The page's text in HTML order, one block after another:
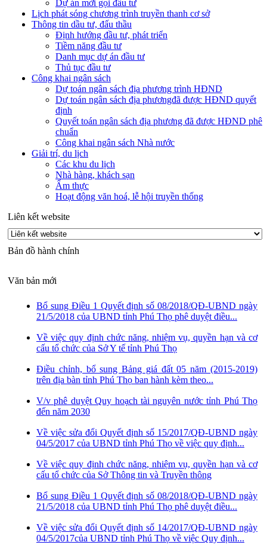
Dự án mời gọi đầu tư
Lịch phát sóng chương trình truyền thanh cơ sở
Thông tin dầu tư, đấu thầu
Định hướng đầu tư, phát triển
Tiềm năng đầu tư
Danh mục dự án đầu tư
Thủ tục đầu tư
Công khai ngân sách
Dự toán ngân sách địa phương trình HĐND
Dự toán ngân sách địa phươngđã được HĐND quyết
định
Quyết toán ngân sách địa phương đã được HĐND phê
chuẩn
Công khai ngân sách Nhà nước
Giải trí, du lịch
Các khu du lịch
Nhà hàng, khách sạn
Ẩm thực
Hoạt động văn hoá, lễ hội truyền thống
Liên kết website
Bản đồ hành chính
Văn bản mới
Bổ sung Điều 1 Quyết định số 08/2018/QĐ-UBND ngày
21/5/2018 của UBND tỉnh Phú Thọ phê duyệt điều...
Về việc quy định chức năng, nhiệm vụ, quyền hạn và cơ
cấu tổ chức của Sở Y tế tỉnh Phú Thọ
Điều chỉnh, bổ sung Bảng giá đất 05 năm (2015-2019)
trên địa bàn tỉnh Phú Thọ ban hành kèm theo...
V/v phê duyệt Quy hoạch tài nguyên nước tỉnh Phú Thọ
đến năm 2030
Về việc sửa đổi Quyết định số 15/2017/QĐ-UBND ngày
04/5/2017 của UBND tỉnh Phú Thọ về việc quy định...
Về việc quy định chức năng, nhiệm vụ, quyền hạn và cơ
cấu tổ chức của Sở Thông tin và Truyền thông
Bổ sung Điều 1 Quyết định số 08/2018/QĐ-UBND ngày
21/5/2018 của UBND tỉnh Phú Thọ phê duyệt điều...
Về việc sửa đổi Quyết định số 14/2017/QĐ-UBND ngày
04/5/2017của UBND tỉnh Phú Thọ về việc Quy định...